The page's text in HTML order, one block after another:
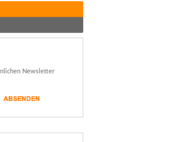
Newsletter